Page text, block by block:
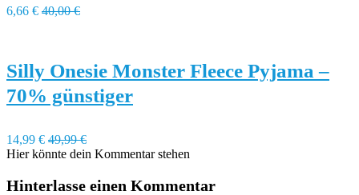
6,66 € 40,00 €
Silly Onesie Monster Fleece Pyjama –
70% günstiger
14,99 € 49,99 €
Hier könnte dein Kommentar stehen
Hinterlasse einen Kommentar